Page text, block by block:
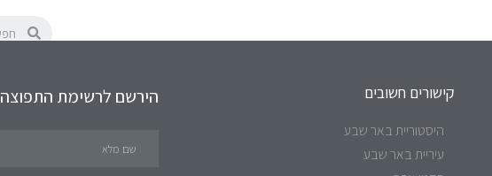
קישורים חשובים
היסטוריית באר שבע
עיריית באר שבע
הירשם לרשימת התפוצה